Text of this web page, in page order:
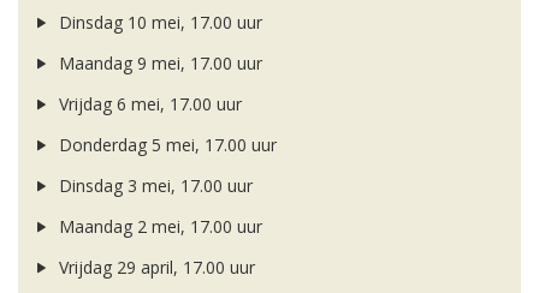
Dinsdag 10 mei, 17.00 uur
Maandag 9 mei, 17.00 uur
Vrijdag 6 mei, 17.00 uur
Donderdag 5 mei, 17.00 uur
Dinsdag 3 mei, 17.00 uur
Maandag 2 mei, 17.00 uur
Vrijdag 29 april, 17.00 uur